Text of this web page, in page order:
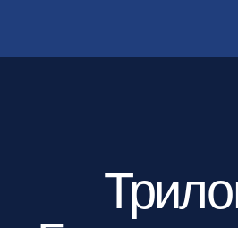
«Границы